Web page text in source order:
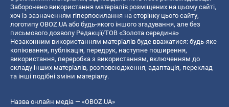
Заборонено використання матеріалів розміщених на цьому сайті,
хоч із зазначенням гіперпосилання на сторінку цього сайту,
логотипу OBOZ.UA або будь-якого іншого згадування, але без
письмового дозволу Редакції/ТОВ «Золота середина»
Незаконним використанням матеріалів буде вважатися: будь-яке
копiювання, публiкацiя, передрук, наступне поширення,
використання, переробка з використанням, включенням до
складу інших матеріалів, розповсюдження, адаптація, переклад
та інші подібні зміни матеріалу.
Назва онлайн медіа — «OBOZ.UA»